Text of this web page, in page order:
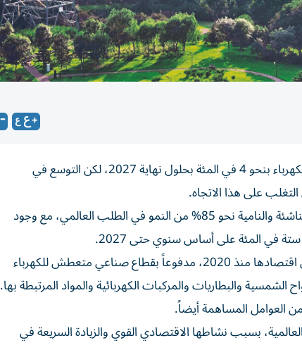
توقعت وكالة الطاقة الدولية في تقرير الجمعة نمو الطلب العالمي على الكهرباء بنحو 4 في المئة بحلول نهاية 2027، لكن التوسع في
على هذا الاتجاه.
وذكرت الوكالة في التقرير، أن من المتوقع أن يبلغ نصيب الاقتصادات الناشئة والنامية نحو 85% من النمو في الطلب العالمي، مع وجود
في المئة على أساس سنوي حتى 2027.
وجاء في التقرير أن الطلب على الكهرباء في الصين ينمو بشكل أسرع من اقتصادها منذ 2020، مدفوعاً بقطاع صناعي متعطش للكهرباء
والبطاريات والمركبات الكهربائية والمواد المرتبطة بها.
العوامل المساهمة أيضاً.
بسبب نشاطها الاقتصادي القوي والزيادة السريعة في